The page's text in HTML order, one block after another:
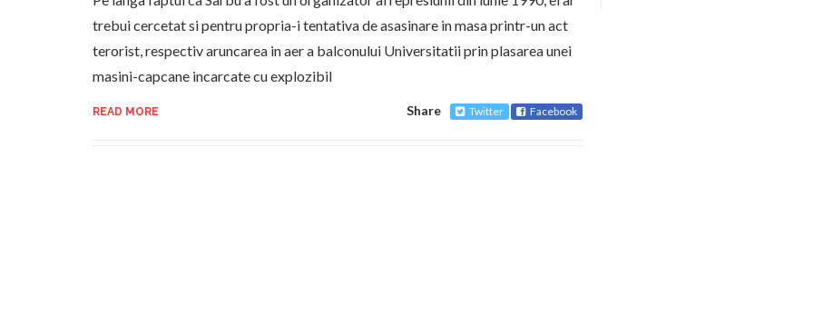
trebui cercetat si pentru propria-i tentativa de asasinare in masa printr-un act
terorist, respectiv aruncarea in aer a balconului Universitatii prin plasarea unei
masini-capcane incarcate cu explozibil
READ MORE Share Twitter Facebook